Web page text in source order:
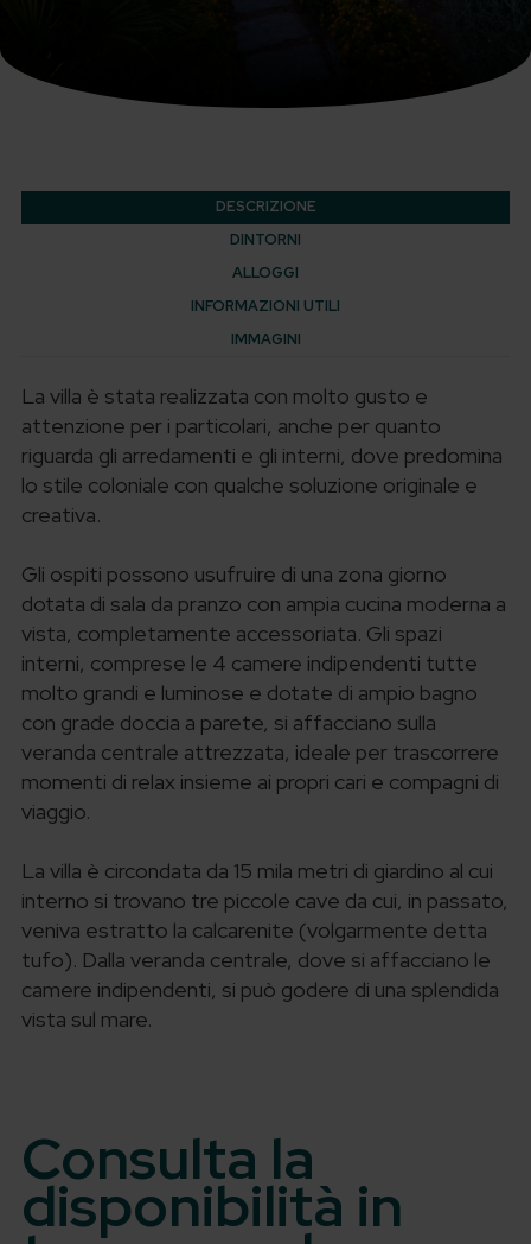
DESCRIZIONE
DINTORNI
ALLOGGI
INFORMAZIONI UTILI
IMMAGINI
La villa è stata realizzata con molto gusto e
attenzione per i particolari, anche per quanto
riguarda gli arredamenti e gli interni, dove predomina
lo stile coloniale con qualche soluzione originale e
creativa.
Gli ospiti possono usufruire di una zona giorno
dotata di sala da pranzo con ampia cucina moderna a
vista, completamente accessoriata. Gli spazi
interni, comprese le 4 camere indipendenti tutte
molto grandi e luminose e dotate di ampio bagno
con grade doccia a parete, si affacciano sulla
veranda centrale attrezzata, ideale per trascorrere
momenti di relax insieme ai propri cari e compagni di
viaggio.
La villa è circondata da 15 mila metri di giardino al cui
interno si trovano tre piccole cave da cui, in passato,
veniva estratto la calcarenite (volgarmente detta
tufo). Dalla veranda centrale, dove si affacciano le
camere indipendenti, si può godere di una splendida
vista sul mare.
Consulta la
disponibilità in